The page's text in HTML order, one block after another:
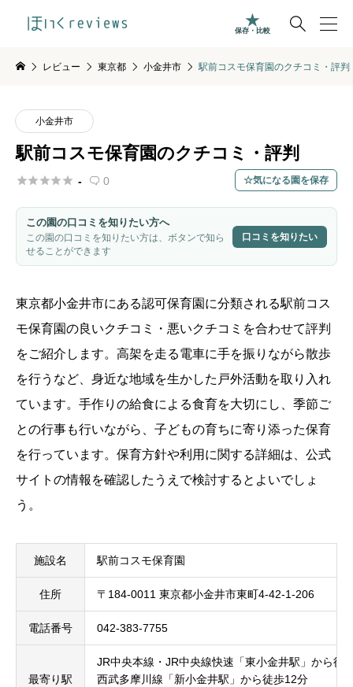

保存・比較
レビュー 東京都 小金井市 駅前コスモ保育園のクチコミ・評判
小金井市
駅前コスモ保育園のクチコミ・評判
 -  0 気になる園を保存
この園の口コミを知りたい方へ
この園の口コミを知りたい方は、ボタンで知ら
せることができます
口コミを知りたい
東京都小金井市にある認可保育園に分類される駅前コス
モ保育園の良いクチコミ・悪いクチコミを合わせて評判
をご紹介します。高架を走る電車に手を振りながら散歩
を行うなど、身近な地域を生かした戸外活動を取り入れ
ています。手作りの給食による食育を大切にし、季節ご
との行事も行いながら、子どもの育ちに寄り添った保育
を行っています。保育方針や利用に関する詳細は、公式
サイトの情報を確認したうえで検討するとよいでしょ
う。
施設名 駅前コスモ保育園
住所 〒184-0011 東京都小金井市東町4-42-1-206
電話番号 042-383-7755
最寄り駅
JR中央本線・JR中央線快速「東小金井駅」から徒
西武多摩川線「新小金井駅」から徒歩12分